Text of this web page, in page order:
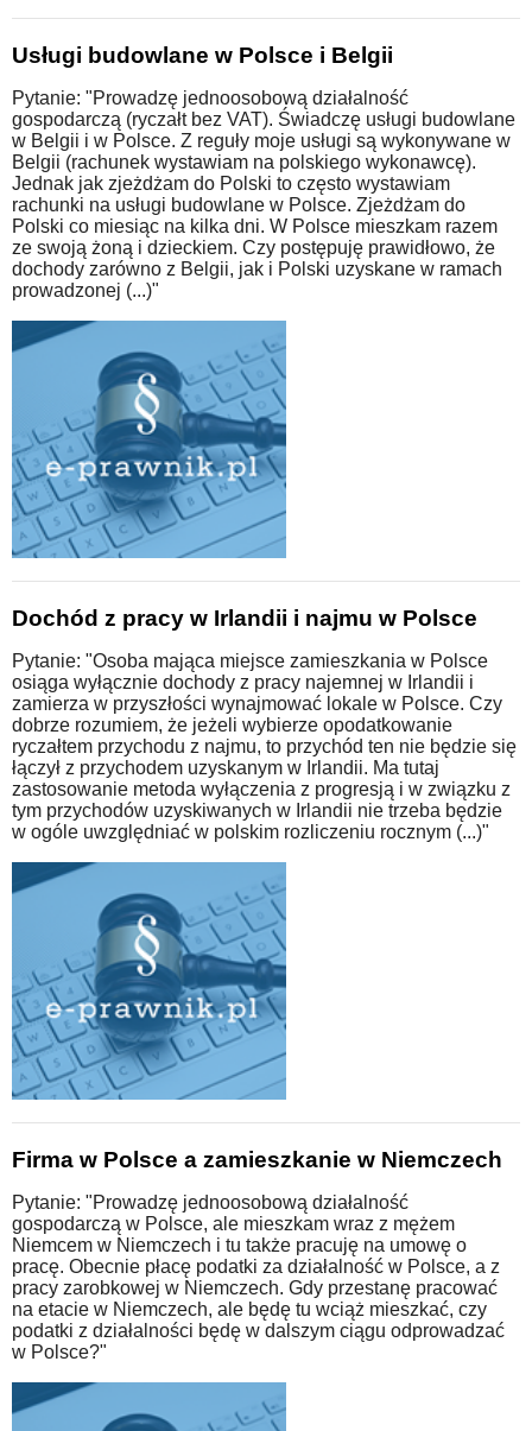
Usługi budowlane w Polsce i Belgii
Pytanie: "Prowadzę jednoosobową działalność
gospodarczą (ryczałt bez VAT). Świadczę usługi budowlane
w Belgii i w Polsce. Z reguły moje usługi są wykonywane w
Belgii (rachunek wystawiam na polskiego wykonawcę).
Jednak jak zjeżdżam do Polski to często wystawiam
rachunki na usługi budowlane w Polsce. Zjeżdżam do
Polski co miesiąc na kilka dni. W Polsce mieszkam razem
ze swoją żoną i dzieckiem. Czy postępuję prawidłowo, że
dochody zarówno z Belgii, jak i Polski uzyskane w ramach
prowadzonej (...)"
Dochód z pracy w Irlandii i najmu w Polsce
Pytanie: "Osoba mająca miejsce zamieszkania w Polsce
osiąga wyłącznie dochody z pracy najemnej w Irlandii i
zamierza w przyszłości wynajmować lokale w Polsce. Czy
dobrze rozumiem, że jeżeli wybierze opodatkowanie
ryczałtem przychodu z najmu, to przychód ten nie będzie się
łączył z przychodem uzyskanym w Irlandii. Ma tutaj
zastosowanie metoda wyłączenia z progresją i w związku z
tym przychodów uzyskiwanych w Irlandii nie trzeba będzie
w ogóle uwzględniać w polskim rozliczeniu rocznym (...)"
Firma w Polsce a zamieszkanie w Niemczech
Pytanie: "Prowadzę jednoosobową działalność
gospodarczą w Polsce, ale mieszkam wraz z mężem
Niemcem w Niemczech i tu także pracuję na umowę o
pracę. Obecnie płacę podatki za działalność w Polsce, a z
pracy zarobkowej w Niemczech. Gdy przestanę pracować
na etacie w Niemczech, ale będę tu wciąż mieszkać, czy
podatki z działalności będę w dalszym ciągu odprowadzać
w Polsce?"